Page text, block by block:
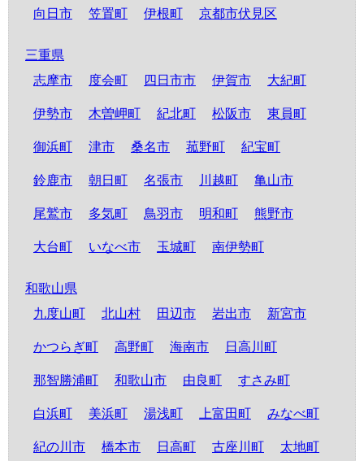
向日市 笠置町 伊根町 京都市伏見区
三重県
志摩市
度会町 四日市市 伊賀市 大紀町
伊勢市 木曽岬町 紀北町 松阪市 東員町
御浜町 津市 桑名市 菰野町 紀宝町
鈴鹿市 朝日町 名張市 川越町 亀山市
尾鷲市 多気町 鳥羽市 明和町 熊野市
大台町 いなべ市 玉城町 南伊勢町
和歌山県
九度山町
北山村 田辺市 岩出市 新宮市
かつらぎ町 高野町 海南市 日高川町
那智勝浦町 和歌山市 由良町 すさみ町
白浜町 美浜町 湯浅町 上富田町 みなべ町
紀の川市 橋本市 日高町 古座川町 太地町